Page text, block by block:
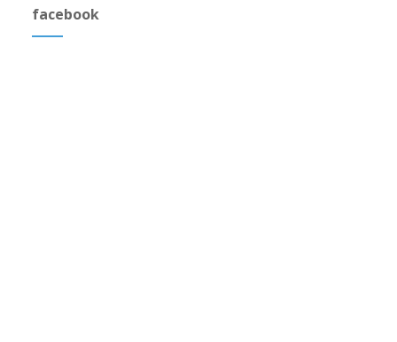
facebook